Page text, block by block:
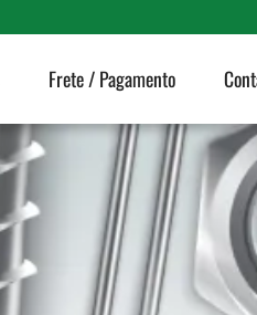
Frete / Pagamento